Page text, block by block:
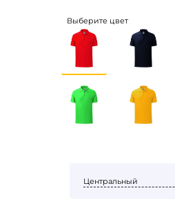
Выберите цвет
Центральный